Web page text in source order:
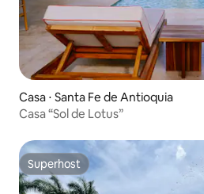
Casa ⋅ Santa Fe de Antioquia
Casa “Sol de Lotus”
Superhost
Superhost